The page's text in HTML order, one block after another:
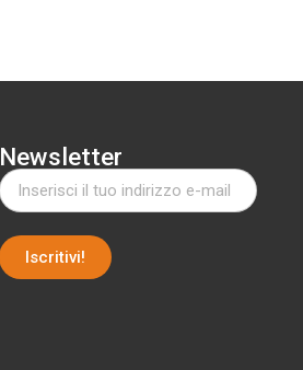
Newsletter
Iscritivi!